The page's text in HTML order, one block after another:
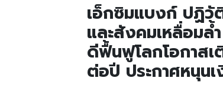
เอ็กซิมแบงก์ ปฏิวั
และสังคมเหลื่อมล้
ดีฟื้นฟูโลกโอกาสเ
ต่อปี ประกาศหนุน